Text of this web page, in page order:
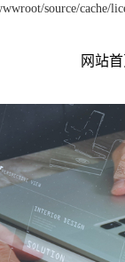
source/cache/
网站